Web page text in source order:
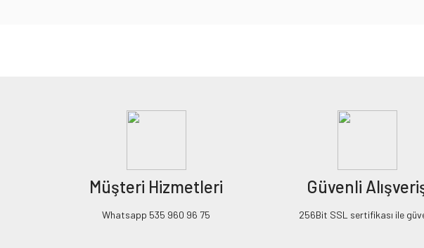
Müşteri Hizmetleri
Whatsapp 535 960 96 75
Güvenli
256Bit SSL sertifikası ile